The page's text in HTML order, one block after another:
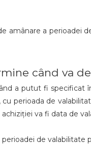
amânare a perioadei
când va
a putut fi specificat
perioada de
va fi data de
de valabilitate